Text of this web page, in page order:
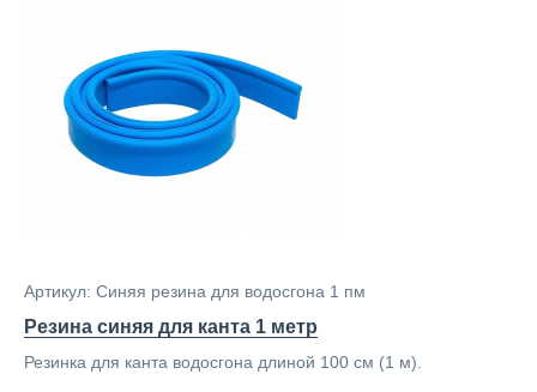
Артикул: Синяя резина для водосгона 1 пм
Резина синяя для канта 1 метр
Резинка для канта водосгона длиной 100 см (1 м).